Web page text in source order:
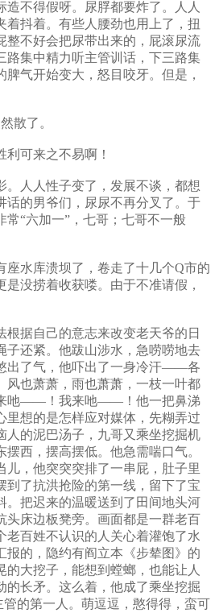
造不得假呀。尿脬都要炸了。人人
着抖着。有些人腰劲也用上了，扭
整不好会把尿带出来的，屁滚尿流
路集中精力听主管训话，下三路集
气开始变大，怒目咬牙。但是，
散了。
可来之不易啊！
人人性子变了，发展不谈，都想
话的男爷们，尿尿不再分叉了。于
常“六加一”，七哥；七哥不一般
水库溃坝了，卷走了十几个Q市的
是没捞着收获喽。由于不准请假，
据自己的意志来改变老天爷的日
子还紧。他跋山涉水，急唠唠地去
出了气，他吓出了一身冷汗——各
风也萧萧，雨也萧萧，一枝一叶都
吔——！我来吔——！他一把鼻涕
里想的是怎样应对媒体，先糊弄过
人的泥巴汤子，九哥又乘坐挖掘机
西，摆高摆低。他急需喘口气。
儿，他突突突排了一串屁，肚子里
到了抗洪抢险的第一线，留下了宝
。把迟来的温暖送到了田间地头河
头床边板凳旁。画面都是一群老百
老百姓不认识的人关心着灌饱了水
报的，隐约有阎立本《步辇图》的
的大挖子，能想到螳螂，也能让人
的长矛。这么着，他成了乘坐挖掘
的第一人。萌逗逗，憨得得，蛮可